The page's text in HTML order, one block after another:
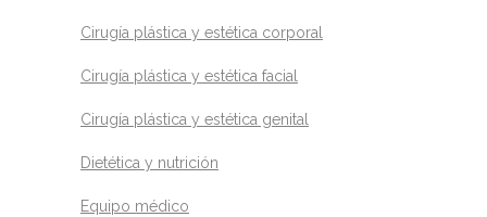
Cirugía plástica y estética corporal
Cirugía plástica y estética facial
Cirugía plástica y estética genital
Dietética y nutrición
Equipo médico